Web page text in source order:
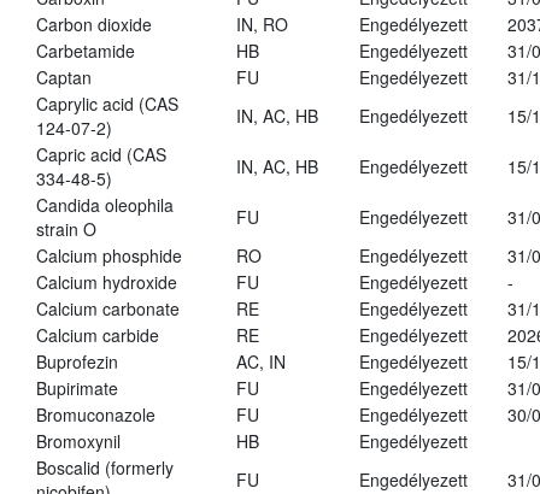
Carbon dioxide
IN, RO Engedélyezett
Carbetamide
HB Engedélyezett
31/
Captan
FU Engedélyezett
31/
Caprylic acid (CAS
124-07-2)
IN, AC, HB Engedélyezett
15/
Capric acid (CAS
334-48-5)
IN, AC, HB Engedélyezett
15/
Candida oleophila
strain O
FU Engedélyezett
31/
Calcium phosphide
RO Engedélyezett
31/
Calcium hydroxide
FU Engedélyezett
-
Calcium carbonate
RE Engedélyezett
31/
Calcium carbide
RE Engedélyezett
Buprofezin
AC, IN Engedélyezett
15/
Bupirimate
FU Engedélyezett
31/
Bromuconazole
FU Engedélyezett
30/
Bromoxynil
HB
Engedélyezett
Boscalid (formerly
FU Engedélyezett
31/